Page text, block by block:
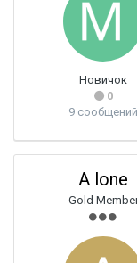
Новичок
0
9 сообщений
A lone
Gold